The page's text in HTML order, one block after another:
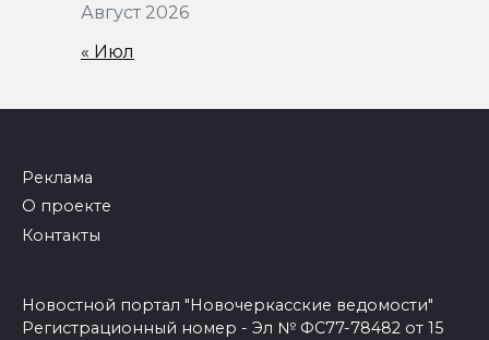
Август 2026
« Июл
Реклама
О проекте
Контакты
Новостной портал "Новочеркасские ведомости"
Регистрационный номер - Эл № ФС77-78482 от 15